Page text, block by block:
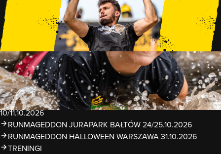
WYDARZENIA
RUNMAGEDDON LUBLIN ZALEW ZEMBORZYCKI
22/23.08.2026
RUNMAGEDDON ERGO ARENA GDAŃSK/SOPOT
12/13.09.2026
RUNMAGEDDON KIDS: DEMO WARSZAWA 24/26.09.2026
RUNMAGEDDON WROCŁAW KOPALNIA ROLANTOWICE
26/27.09.2026
RUNMAGEDDON WARSZAWA TWIERDZA MODLIN
10/11.10.2026
RUNMAGEDDON JURAPARK BAŁTÓW 24/25.10.2026
RUNMAGEDDON HALLOWEEN WARSZAWA 31.10.2026
TRENINGI